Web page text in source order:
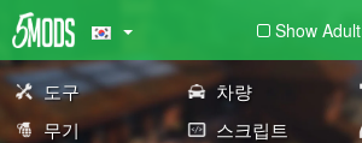
Show Adult
도구 차량
무기
스크립트